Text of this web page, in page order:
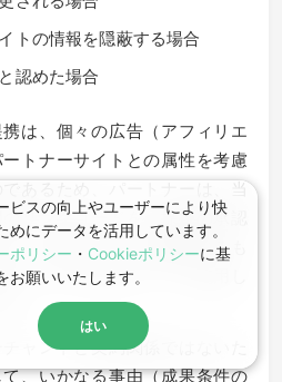
トの情報を隠蔽する場合
認めた場合
は、個々の広告（アフィリエ
トナーサイトとの属性を考慮
あるため、パートナーは、当
リンクコードを、提携の承認
でのみ使用、広告掲載するも
ていない他のサイトで使用し
ャントと契約関係ではないた
、いかなる事由（成果条件の
ビスの向上やユーザーにより快
にデータを活用しています。
ポリシー ・ Cookieポリシーに基
願いいたします。
はい